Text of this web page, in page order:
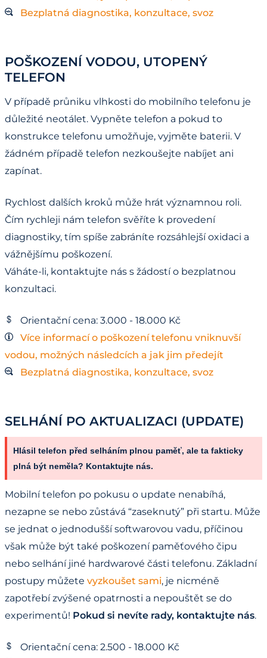
Bezplatná diagnostika, konzultace, svoz
POŠKOZENÍ VODOU, UTOPENÝ
TELEFON
V případě průniku vlhkosti do mobilního telefonu je
důležité neotálet. Vypněte telefon a pokud to
konstrukce telefonu umožňuje, vyjměte baterii. V
žádném případě telefon nezkoušejte nabíjet ani
zapínat.
Rychlost dalších kroků může hrát významnou roli.
Čím rychleji nám telefon svěříte k provedení
diagnostiky, tím spíše zabráníte rozsáhlejší oxidaci a
vážnějšímu poškození.
Váháte-li, kontaktujte nás s žádostí o bezplatnou
konzultaci.
Orientační cena: 3.000 - 18.000 Kč
Více informací o poškození telefonu vniknuvší
vodou, možných následcích a jak jim předejít
Bezplatná diagnostika, konzultace, svoz
SELHÁNÍ PO AKTUALIZACI (UPDATE)
Hlásil telefon před selháním plnou paměť, ale ta fakticky
plná být neměla? Kontaktujte nás.
Mobilní telefon po pokusu o update nenabíhá,
nezapne se nebo zůstává “zaseknutý” při startu. Může
se jednat o jednodušší softwarovou vadu, příčinou
však může být také poškození paměťového čipu
nebo selhání jiné hardwarové části telefonu. Základní
postupy můžete vyzkoušet sami, je nicméně
zapotřebí zvýšené opatrnosti a nepouštět se do
experimentů! Pokud si nevíte rady, kontaktujte nás.
Orientační cena: 2.500 - 18.000 Kč